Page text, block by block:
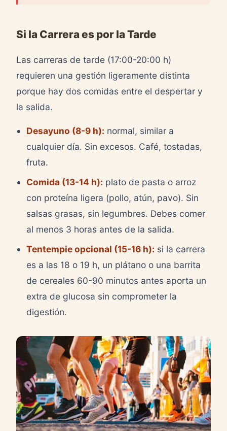
Si la Carrera es por la Tarde
Las carreras de tarde (17:00-20:00 h)
requieren una gestión ligeramente distinta
porque hay dos comidas entre el despertar y
la salida.
Desayuno (8-9 h): normal, similar a
cualquier día. Sin excesos. Café, tostadas,
fruta.
Comida (13-14 h): plato de pasta o arroz
con proteína ligera (pollo, atún, pavo). Sin
salsas grasas, sin legumbres. Debes comer
al menos 3 horas antes de la salida.
Tentempie opcional (15-16 h): si la carrera
es a las 18 o 19 h, un plátano o una barrita
de cereales 60-90 minutos antes aporta un
extra de glucosa sin comprometer la
digestión.